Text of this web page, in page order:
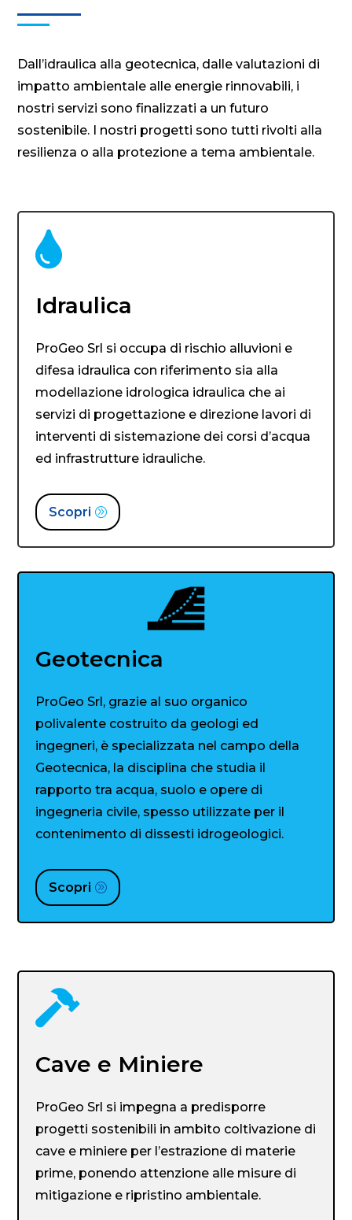
Dall’idraulica alla geotecnica, dalle valutazioni di
impatto ambientale alle energie rinnovabili, i
nostri servizi sono finalizzati a un futuro
sostenibile. I nostri progetti sono tutti rivolti alla
resilienza o alla protezione a tema ambientale.

Idraulica
ProGeo Srl si occupa di rischio alluvioni e
difesa idraulica con riferimento sia alla
modellazione idrologica idraulica che ai
servizi di progettazione e direzione lavori di
interventi di sistemazione dei corsi d’acqua
ed infrastrutture idrauliche.
Scopri
Geotecnica
ProGeo Srl, grazie al suo organico
polivalente costruito da geologi ed
ingegneri, è specializzata nel campo della
Geotecnica, la disciplina che studia il
rapporto tra acqua, suolo e opere di
ingegneria civile, spesso utilizzate per il
contenimento di dissesti idrogeologici.
Scopri

Cave e Miniere
ProGeo Srl si impegna a predisporre
progetti sostenibili in ambito coltivazione di
cave e miniere per l’estrazione di materie
prime, ponendo attenzione alle misure di
mitigazione e ripristino ambientale.